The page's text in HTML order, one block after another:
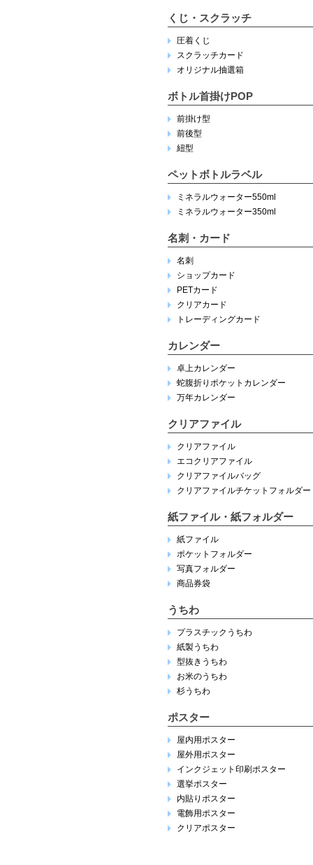
くじ・スクラッチ
圧着くじ
スクラッチカード
オリジナル抽選箱
ボトル首掛けPOP
前掛け型
前後型
紐型
ペットボトルラベル
ミネラルウォーター550ml
ミネラルウォーター350ml
名刺・カード
名刺
ショップカード
PETカード
クリアカード
トレーディングカード
カレンダー
卓上カレンダー
蛇腹折りポケットカレンダー
万年カレンダー
クリアファイル
クリアファイル
エコクリアファイル
クリアファイルバッグ
クリアファイルチケットフォルダー
紙ファイル・紙フォルダー
紙ファイル
ポケットフォルダー
写真フォルダー
商品券袋
うちわ
プラスチックうちわ
紙製うちわ
型抜きうちわ
お米のうちわ
杉うちわ
ポスター
屋内用ポスター
屋外用ポスター
インクジェット印刷ポスター
選挙ポスター
内貼りポスター
電飾用ポスター
クリアポスター